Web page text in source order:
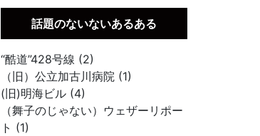
話題のないないあるある
“酷道”428号線 (2)
（旧）公立加古川病院 (1)
(旧)明海ビル (4)
（舞子のじゃない）ウェザーリポー
ト (1)